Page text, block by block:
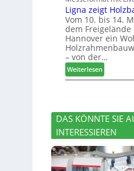
V
o
r
t
a
n
t
a
n
d
v
e
r
a
c
i
e
d
i
t
t
h
e
m
a
d
I
n
t
e
r
Ligna zeigt
Vom 10. bis 14.
dem Freigelände
Hannover ein
– von der…
Weiterlesen:
L
n
a
z
i
g
DAS KÖNNTE SIE
INTERESSIEREN